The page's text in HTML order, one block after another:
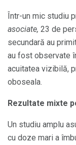
Într-un mic studiu
asociate, 23 de
secundară au
au fost observate
acuitatea vizibilă,
oboseala.
Rezultate mixte
Un studiu amplu
cu doze mari a